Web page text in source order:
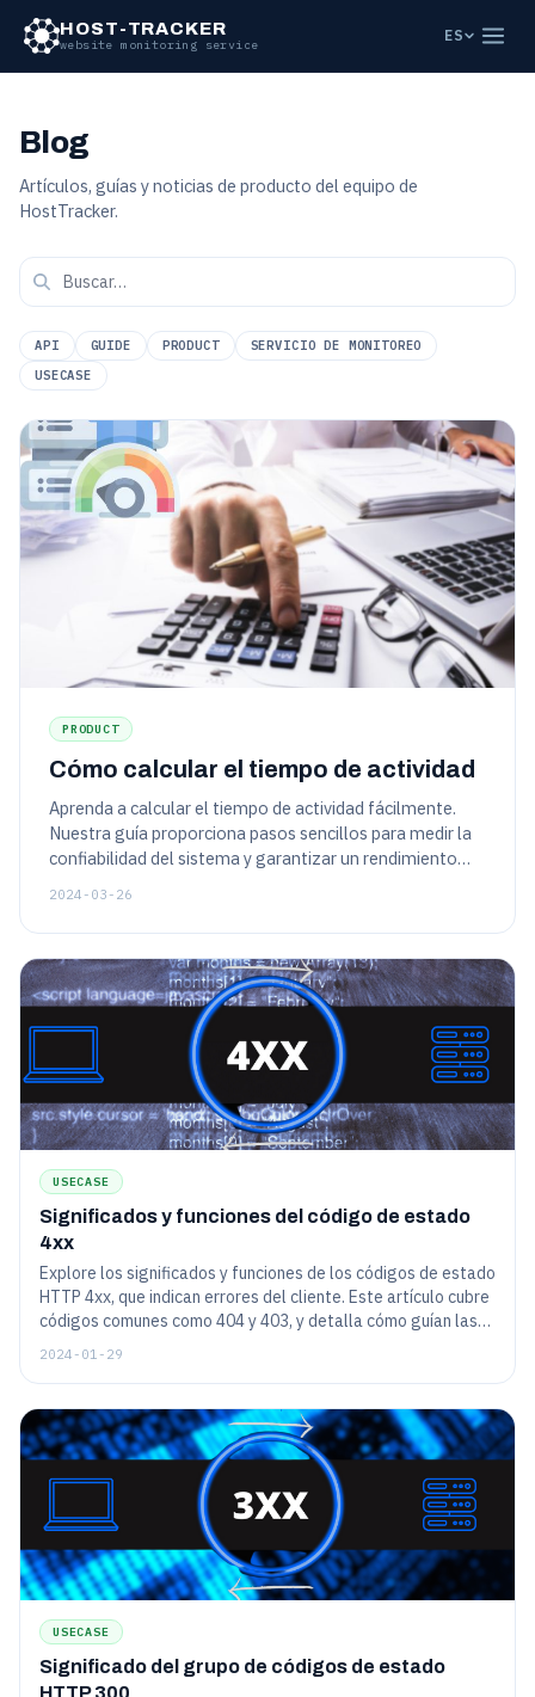
HOST-TRACKER
website monitoring service
ES
Blog
Artículos, guías y noticias de producto del equipo de
HostTracker.
API GUIDE PRODUCT
SERVICIO DE MONITOREO
USECASE
PRODUCT
Cómo calcular el tiempo de actividad
Aprenda a calcular el tiempo de actividad fácilmente.
Nuestra guía proporciona pasos sencillos para medir la
confiabilidad del sistema y garantizar un rendimiento
2024-03-26
USECASE
Significados y funciones del código de estado
4xx
Explore los significados y funciones de los códigos de estado
HTTP 4xx, que indican errores del cliente. Este artículo cubre
códigos comunes como 404 y 403, y detalla cómo guían las
interacciones y la solución de problemas del usuario del sitio
2024-01-29
USECASE
Significado del grupo de códigos de estado
HTTP 300